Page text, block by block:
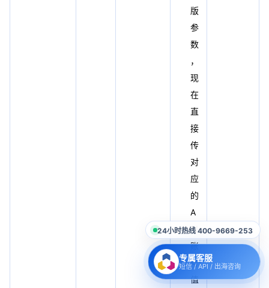
版
参
数
，
现
在
直
接
传
对
应
的
A
PI
账
号
值
24小时热线 400-9669-253
专属客服
短信 / API / 出海咨询